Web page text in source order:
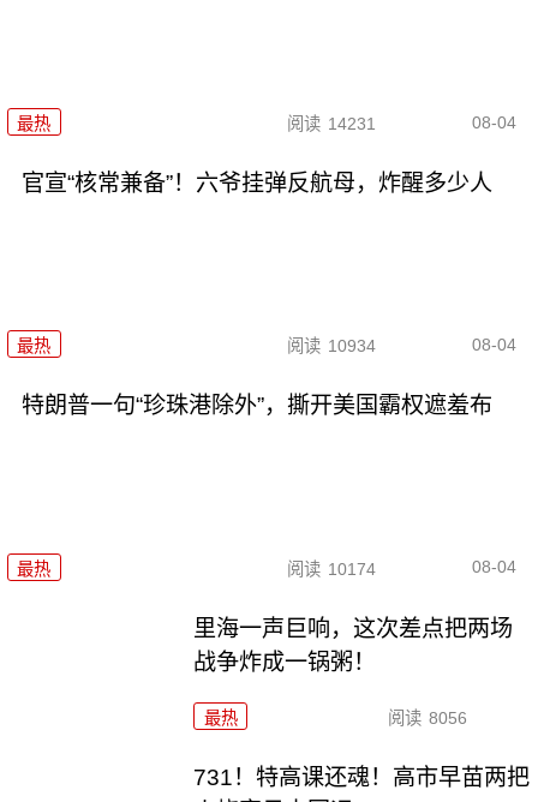
最热 阅读 14231 08-04
官宣“核常兼备”！六爷挂弹反航母，炸醒多少人
最热 阅读 10934 08-04
特朗普一句“珍珠港除外”，撕开美国霸权遮羞布
最热 阅读 10174 08-04
里海一声巨响，这次差点把两场
战争炸成一锅粥！
最热 阅读 8056
731！特高课还魂！高市早苗两把